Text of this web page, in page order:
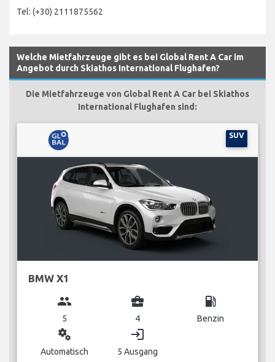
Tel: (+30) 2111875562
Welche Mietfahrzeuge gibt es bei Global Rent A Car im
Angebot durch Skiathos International Flughafen?
Die Mietfahrzeuge von Global Rent A Car bei Skiathos
International Flughafen sind:
SUV
BMW X1
group
5
business_center
4
local_gas_station
Benzin
miscellaneous_services
Automatisch
login
5 Ausgang